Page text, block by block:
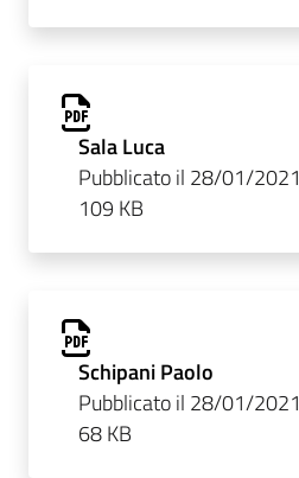
Sala Luca
Pubblicato il 28/01/2021
109 KB
Schipani Paolo
Pubblicato il 28/01/2021
68 KB